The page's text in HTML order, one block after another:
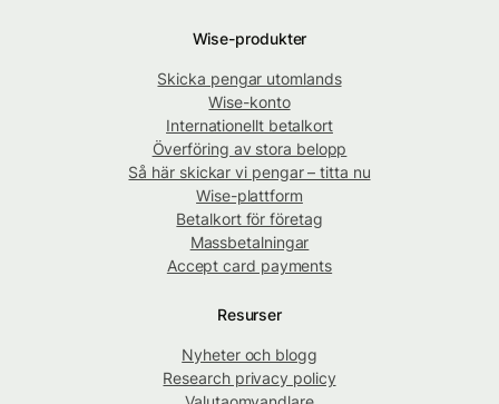
Wise-produkter
Skicka pengar utomlands
Wise-konto
Internationellt betalkort
Överföring av stora belopp
Så här skickar vi pengar – titta nu
Wise-plattform
Betalkort för företag
Massbetalningar
Accept card payments
Resurser
Nyheter och blogg
Research privacy policy